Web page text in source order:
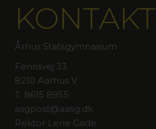
KONTAKT
Århus Statsgymnasium
Fenrisvej 33
8210 Aarhus V
T: 8615 8955
asgpost@aasg.dk
Rektor Lene Gade